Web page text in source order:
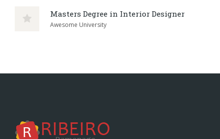
Masters Degree in Interior Designer
Awesome University